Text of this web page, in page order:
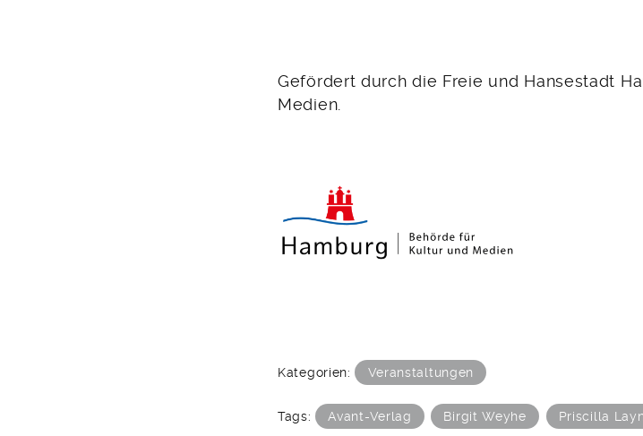
Gefördert durch die Freie und Hansestadt
Medien.
Kategorien: Veranstaltungen
Tags: Avant-Verlag Birgit Weyhe Priscilla